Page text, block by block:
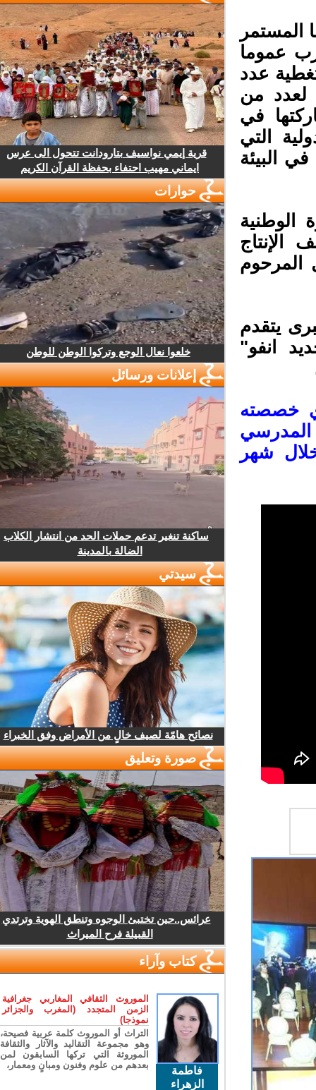
المستمر
عموما
عدد
لعدد من
في
التي
البيئة
يتقدم
انفو"
خصصته
خلال شهر
قرية إيمي نواسيف بتارودانت تتحول الى عرس
ايماني مهيب احتفاء بحفظة القرآن الكريم
حوارات
خلعوا نعال الوجع وتركوا الوطن للوطن
إعلانات ورسائل
ساكنة تنغير تدعم حملات الحد من انتشار الكلاب
الضالة بالمدينة
سيدتي
نصائح هامّة لصيف خالٍ من الأمراض وفق الخبراء
صورة وتعليق
عرائس..حين تختبئ الوجوه وتنطق الهوية وترتدي
القبيلة فرح الميراث
كتاب وآراء
فاطمة
الزهراء
الموروث الثقافي المغاربي جغرافية
الزمن المتجدد (المغرب والجزائر
نموذجا)
التراث أو الموروث كلمة عربية فصيحة،
وهو مجموعة التقاليد والآثار والثقافة
الموروثة التي تركها السابقون لمن
بعدهم من علوم وفنون ومبانٍ ومعمار،